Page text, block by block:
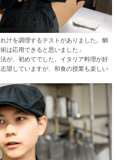
汁を調理するテストがありました。鯛
は応用できると思いました」
が、初めてでした。イタリア料理が好
望していますが、和食の授業も楽しい